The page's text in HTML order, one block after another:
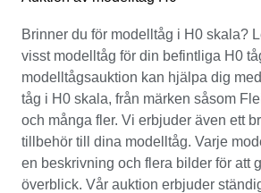
Brinner du för modelltåg i H0 skala?
visst modelltåg för din befintliga H0
modelltågsauktion kan hjälpa dig
tåg i H0 skala, från märken såsom
och många fler. Vi erbjuder även ett
tillbehör till dina modelltåg. Varje
en beskrivning och flera bilder för att
överblick. Vår auktion erbjuder